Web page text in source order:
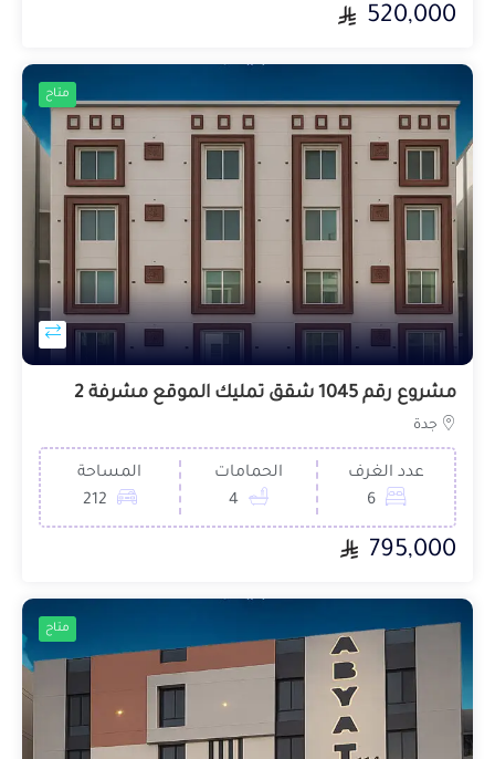
520,000
متاح
مشروع رقم 1045 شقق تمليك الموقع مشرفة 2
جدة
عدد الغرف
6
الحمامات
4
المساحة
212
795,000
متاح